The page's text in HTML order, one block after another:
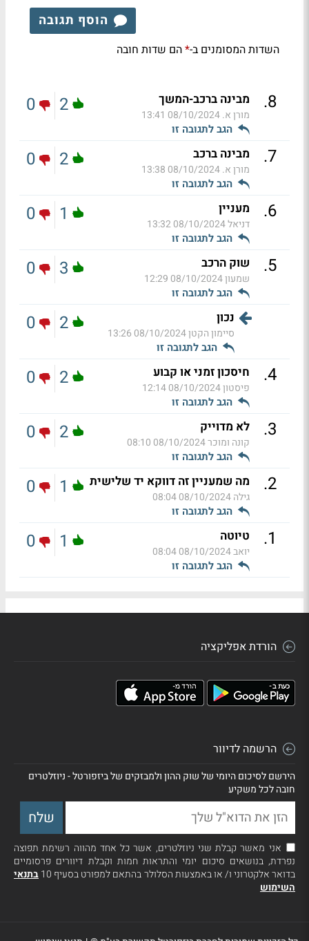
הוסף תגובה
השדות המסומנים ב-*הם שדות חובה
8
. מבינה ברכב-המשך
מורן א.08/10/2024 13:41
הגב לתגובה זו
2
0
7
. מבינה ברכב
מורן א.08/10/2024 13:38
הגב לתגובה זו
2
0
6
. מעניין
דניאל08/10/2024 13:32
הגב לתגובה זו
1
0
5
. שוק הרכב
שמעון08/10/2024 12:29
הגב לתגובה זו
3
0
נכון
סיימון הקטן08/10/2024 13:26
הגב לתגובה זו
2
0
4
. חיסכון זמני או קבוע
פיסטון08/10/2024 12:14
הגב לתגובה זו
2
0
3
. לא מדוייק
קונה ומוכר08/10/2024 08:10
הגב לתגובה זו
2
0
2
. מה שמעניין זה דווקא יד שלישית
גילה08/10/2024 08:04
הגב לתגובה זו
1
0
1
. טיוטה
יואב08/10/2024 08:04
הגב לתגובה זו
1
0
הורדת אפליקציה
הרשמה לדיוור
הירשם לסיכום היומי של שוק ההון ולמבזקים של ביזפורטל - ניוזלטרים
חובה לכל משקיע
אני מאשר קבלת שני ניוזלטרים, אשר כל אחד מהווה רשימת תפוצה
נפרדת, בנושאים סיכום יומי והתראות חמות וקבלת דיוורים פרסומיים
בדואר אלקטרוני ו/ או באמצעות הסלולר בהתאם למפורט בסעיף 10
בתנאי
השימוש